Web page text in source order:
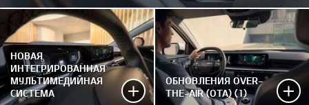
НОВАЯ
ИНТЕГРИРОВАННАЯ
МУЛЬТИМЕДИЙНАЯ
СИСТЕМА
ОБНОВЛЕНИЯ OVER-
THE-AIR (OTA) (1)